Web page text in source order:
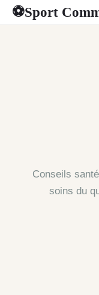
⚽Sport
Conseils
soins du